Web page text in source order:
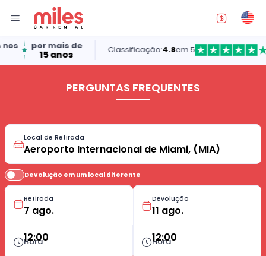
por mais de
15 anos Classificação:4.8em 5
PERGUNTAS FREQUENTES
Local de Retirada
Devolução em um local diferente
Retirada
Hora
12:00
Devolução
Hora
12:00